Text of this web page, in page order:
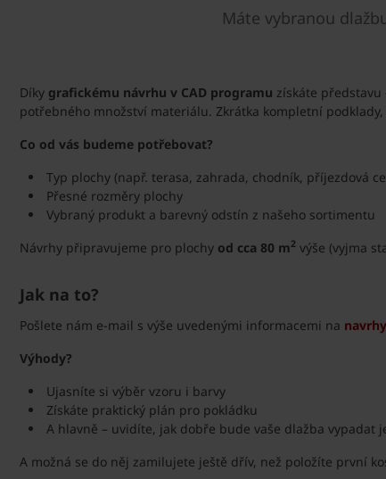
Máte vybranou
Díky grafickému návrhu v CAD programu získáte
potřebného množství materiálu. Zkrátka kompletní
Co od vás budeme potřebovat?
Typ plochy (např. terasa, zahrada, chodník, příjezdová
Přesné rozměry plochy
Vybraný produkt a barevný odstín z našeho sortimentu
Návrhy připravujeme pro plochy od cca 80 m2 výše (vyjma
Jak na to?
Pošlete nám e-mail s výše uvedenými informacemi na
Výhody?
Ujasníte si výběr vzoru i barvy
Získáte praktický plán pro pokládku
A hlavně – uvidíte, jak dobře bude vaše dlažba vypadat
A možná se do něj zamilujete ještě dřív, než položíte první